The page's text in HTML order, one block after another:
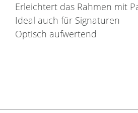
Erleichtert das Rahmen mit
Ideal auch für Signaturen
Optisch aufwertend